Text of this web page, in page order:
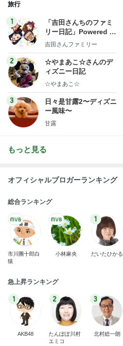
旅行
1
「吉田さんちのファミ
リー日記」Powered b
y Ameba 吉田さんファ
ログ
吉田さんファミリー
2
☆やまあこ☆さんのデ
ィズニー日記
☆やまあこ☆
3
日々是甘露2〜ディズニ
ー風味〜
甘露
もっと見る
オフィシャルブロガーランキング
総合ランキング
市川團十郎白
猿
小林麻央
1
だいたひかる
急上昇ランキング
1
AKB48
2
たんぽぽ川村
エミコ
3
北村総一朗